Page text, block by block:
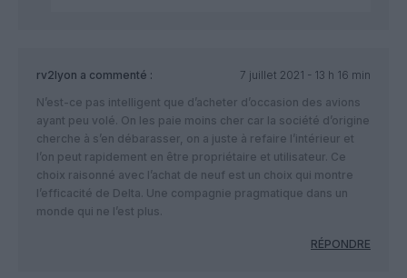
rv2lyon a commenté :
7 juillet 2021 - 13 h 16 min
N’est-ce pas intelligent que d’acheter d’occasion des avions
ayant peu volé. On les paie moins cher car la société d’origine
cherche à s’en débarasser, on a juste à refaire l’intérieur et
l’on peut rapidement en être propriétaire et utilisateur. Ce
choix raisonné avec l’achat de neuf est un choix qui montre
l’efficacité de Delta. Une compagnie pragmatique dans un
monde qui ne l’est plus.
RÉPONDRE